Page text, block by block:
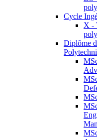
Cycle
X -
Diplôme